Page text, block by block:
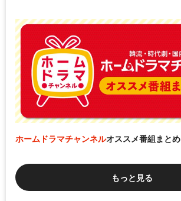
ホームドラマチャンネルオススメ番組まとめ
もっと見る